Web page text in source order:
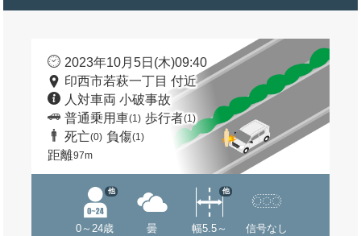
2023年10月5日(木)09:40
印西市若萩一丁目 付近
人対車両 小破事故
普通乗用車(1) 歩行者(1)
死亡(0) 負傷(1)
距離97m
0～24歳
他
曇
幅5.5～
他
信号なし